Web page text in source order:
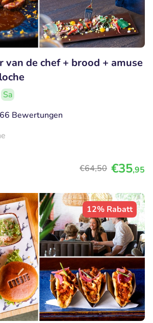
van de chef + brood + amuse
Sa
Bewertungen
€64,50 €35,95
12% Rabatt